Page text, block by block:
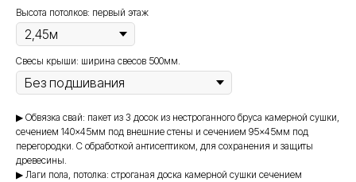
Высота потолков: первый этаж
Свесы крыши: ширина свесов 500мм.
▶ Обвязка свай: пакет из 3 досок из нестроганного бруса камерной сушки,
сечением 140×45мм под внешние стены и сечением 95×45мм под
перегородки. С обработкой антисептиком, для сохранения и защиты
древесины.
▶ Лаги пола, потолка: строганая доска камерной сушки сечением